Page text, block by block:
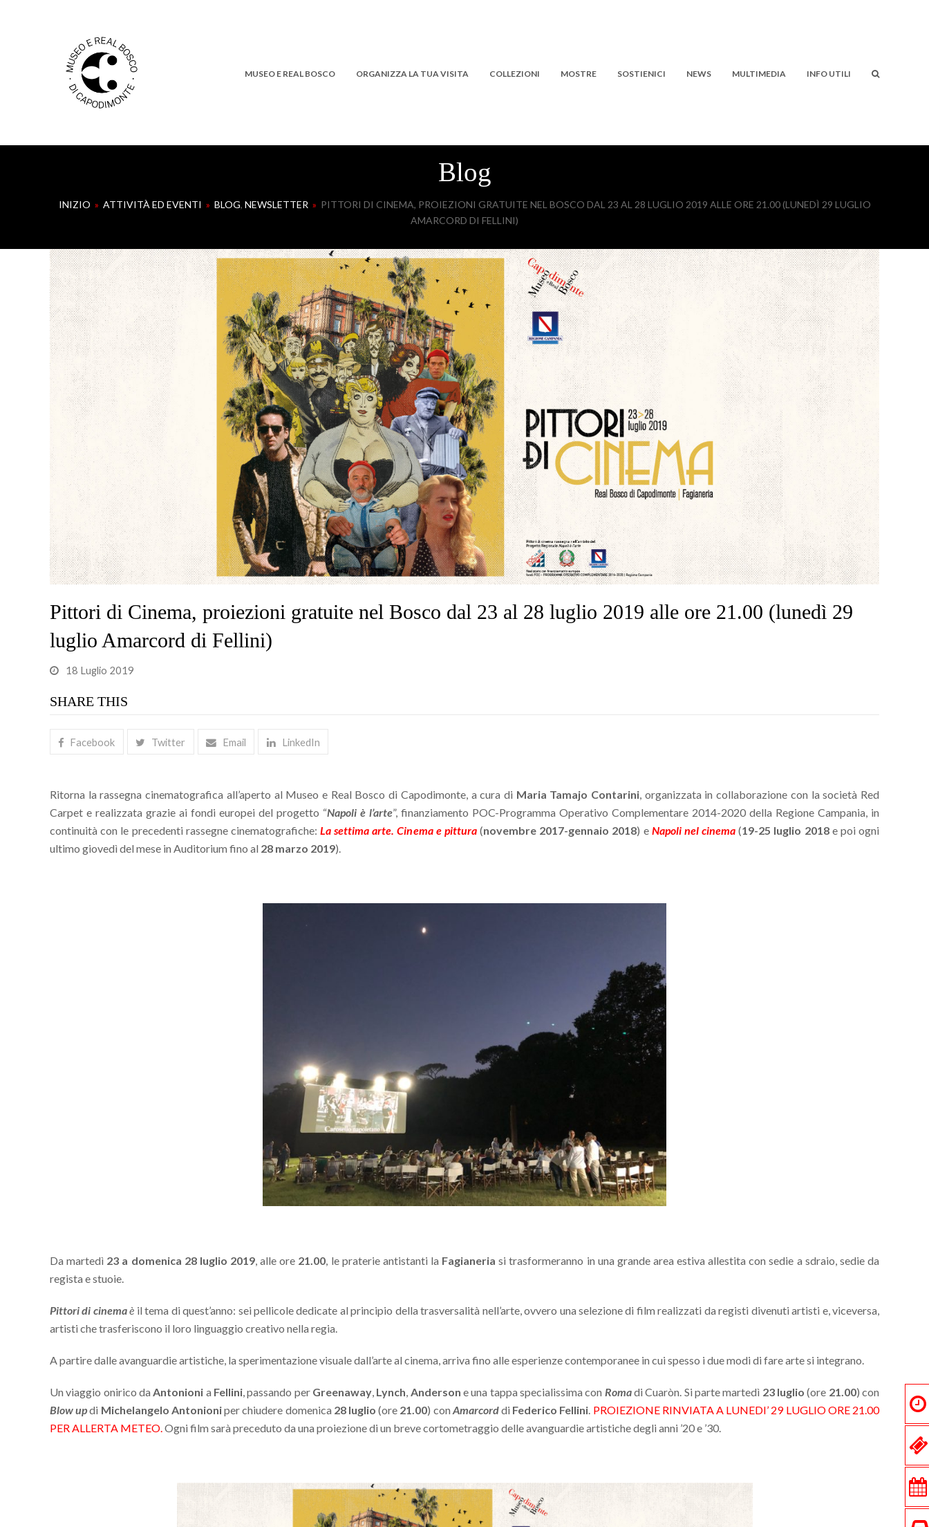
MUSEO E REAL BOSCO ORGANIZZA LA TUA VISITA COLLEZIONI MOSTRE SOSTIENICI NEWS MULTIMEDIA INFO UTILI
Blog
INIZIO » ATTIVITÀ ED EVENTI » BLOG, NEWSLETTER » PITTORI DI CINEMA, PROIEZIONI GRATUITE NEL BOSCO DAL 23 AL 28 LUGLIO 2019 ALLE ORE 21.00 (LUNEDÌ 29 LUGLIO
AMARCORD DI FELLINI)
Pittori di Cinema, proiezioni gratuite nel Bosco dal 23 al 28 luglio 2019 alle ore 21.00 (lunedì 29
luglio Amarcord di Fellini)
18 Luglio 2019
SHARE THIS
Facebook Twitter Email LinkedIn
Ritorna la rassegna cinematografica all’aperto al Museo e Real Bosco di Capodimonte, a cura di Maria Tamajo Contarini, organizzata in collaborazione con la società Red
Carpet e realizzata grazie ai fondi europei del progetto “Napoli è l’arte”, finanziamento POC-Programma Operativo Complementare 2014-2020 della Regione Campania, in
continuità con le precedenti rassegne cinematografiche: La settima arte. Cinema e pittura(novembre 2017-gennaio 2018) e Napoli nel cinema (19-25 luglio 2018e poi ogni
ultimo giovedì del mese in Auditorium fino al 28 marzo 2019).
Da martedì 23 a domenica 28 luglio 2019, alle ore 21.00, le praterie antistanti la Fagianeria si trasformeranno in una grande area estiva allestita con sedie a sdraio, sedie da
regista e stuoie.
Pittori di cinemaè il tema di quest’anno: sei pellicole dedicate al principio della trasversalità nell’arte, ovvero una selezione di film realizzati da registi divenuti artisti e, viceversa,
artisti che trasferiscono il loro linguaggio creativo nella regia.
A partire dalle avanguardie artistiche, la sperimentazione visuale dall’arte al cinema, arriva fino alle esperienze contemporanee in cui spesso i due modi di fare arte si integrano.
Un viaggio onirico daAntonioni a Fellini, passando per Greenaway, Lynch, Anderson e una tappa specialissima con Romadi Cuaròn. Si parte martedì 23 luglio (ore 21.00) con
Blow updi Michelangelo Antonioniper chiudere domenica 28 luglio (ore 21.00) con Amarcorddi Federico Fellini. PROIEZIONE RINVIATA A LUNEDI’ 29 LUGLIO ORE 21.00
PER ALLERTA METEO.Ogni film sarà preceduto da una proiezione di un breve cortometraggio delle avanguardie artistiche degli anni ’20 e ’30.